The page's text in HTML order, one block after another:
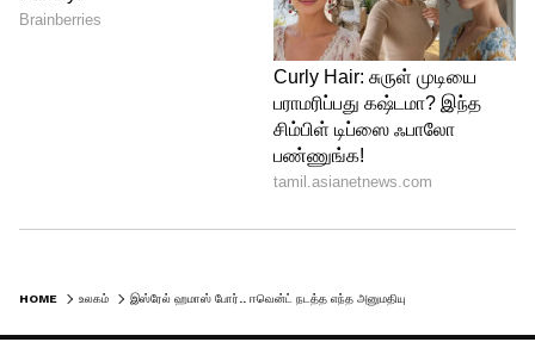
Click this
HOME உலகம்